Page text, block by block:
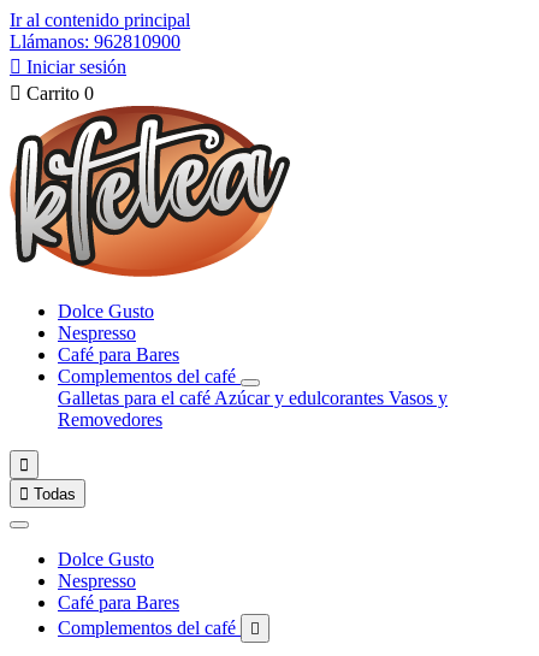
Ir al contenido principal
Llámanos: 962810900
 Iniciar sesión
 Carrito 0
Dolce Gusto
Nespresso
Café para Bares
Complementos del café
Galletas para el café Azúcar y edulcorantes Vasos y
Removedores

 Todas
Dolce Gusto
Nespresso
Café para Bares
Complementos del café
